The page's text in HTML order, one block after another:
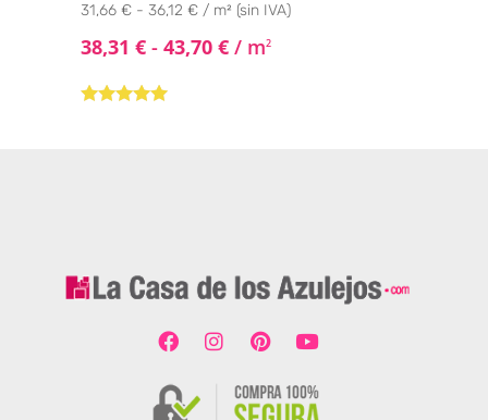
31,66 € - 36,12 € / m² (sin IVA)
38,31 € - 43,70 € / m2